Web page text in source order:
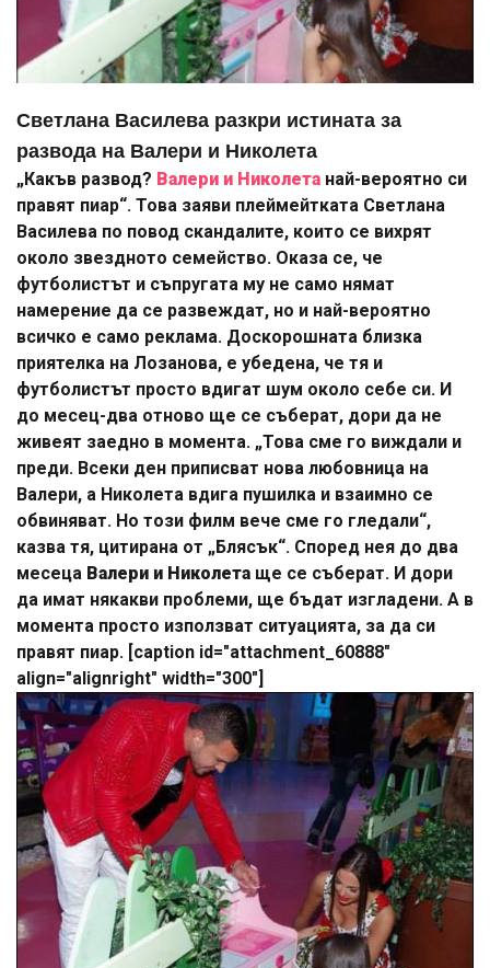
Светлана Василева разкри истината за
развода на Валери и Николета
„Какъв развод? Валери и Николета най-вероятно си
правят пиар“. Това заяви плеймейтката Светлана
Василева по повод скандалите, които се вихрят
около звездното семейство. Оказа се, че
футболистът и съпругата му не само нямат
намерение да се развеждат, но и най-вероятно
всичко е само реклама. Доскорошната близка
приятелка на Лозанова, е убедена, че тя и
футболистът просто вдигат шум около себе си. И
до месец-два отново ще се съберат, дори да не
живеят заедно в момента. „Това сме го виждали и
преди. Всеки ден приписват нова любовница на
Валери, а Николета вдига пушилка и взаимно се
обвиняват. Но този филм вече сме го гледали“,
казва тя, цитирана от „Блясък“. Според нея до два
месеца Валери и Николета ще се съберат. И дори
да имат някакви проблеми, ще бъдат изгладени. А в
момента просто използват ситуацията, за да си
правят пиар. [caption id="attachment_60888"
align="alignright" width="300"]